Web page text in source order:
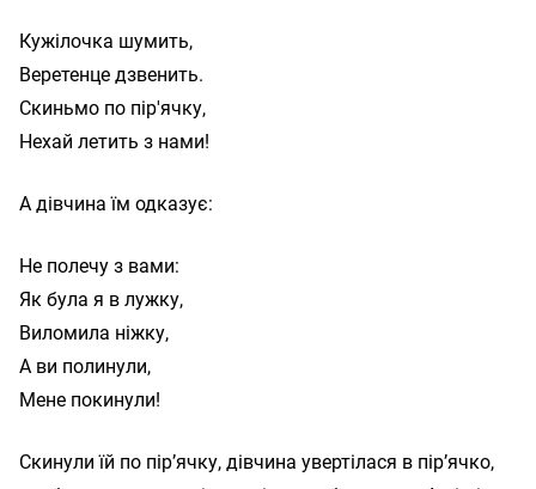
Кужілочка шумить,
Веретенце дзвенить.
Скиньмо по пір'ячку,
А дівчина їм одказує:
Не полечу з вами:
Як була я в лужку,
Виломила ніжку,
А ви полинули,
Скинули їй по пір’ячку, дівчина увертілася в пір’ячко,